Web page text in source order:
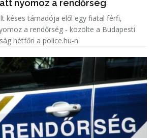
nyomoz a rendőrség
késes támadója elől egy fiatal férfi,
a rendőrség - közölte a Budapesti
hétfőn a police.hu-n.